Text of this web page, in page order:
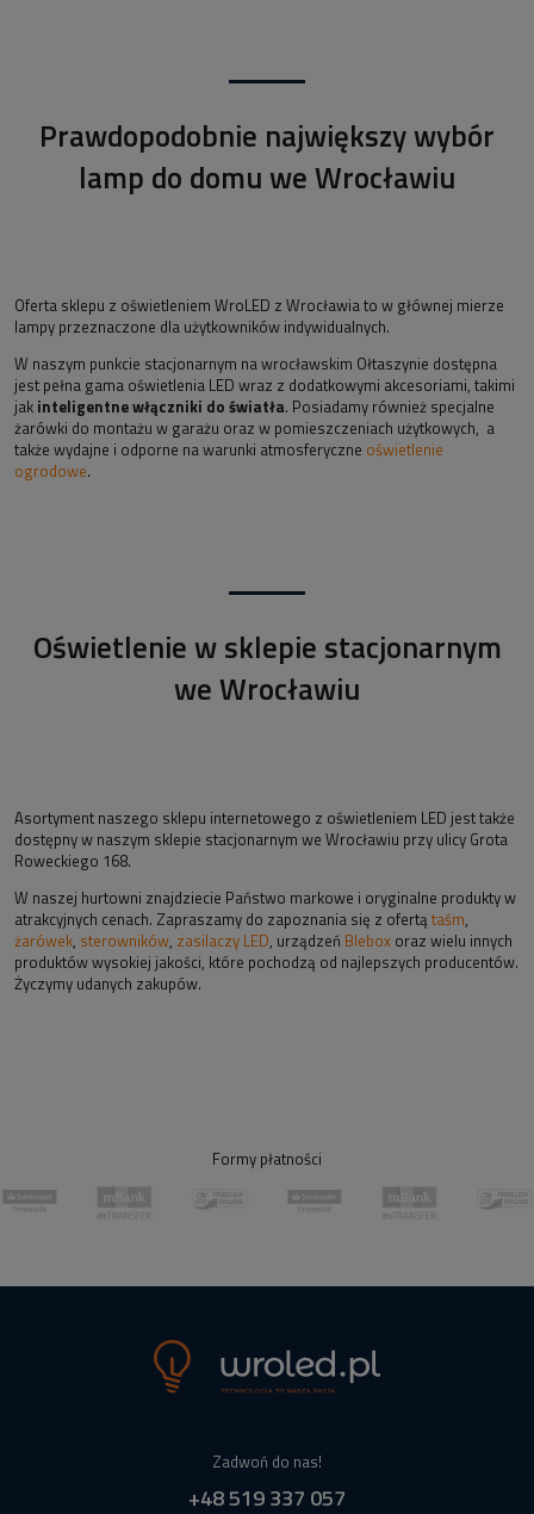
Prawdopodobnie największy wybór
lamp do domu we Wrocławiu
Oferta sklepu z oświetleniem WroLED z Wrocławia to w głównej mierze
lampy przeznaczone dla użytkowników indywidualnych.
W naszym punkcie stacjonarnym na wrocławskim Ołtaszynie dostępna
jest pełna gama oświetlenia LED wraz z dodatkowymi akcesoriami, takimi
jak inteligentne włączniki do światła. Posiadamy również specjalne
żarówki do montażu w garażu oraz w pomieszczeniach użytkowych, a
także wydajne i odporne na warunki atmosferyczne oświetlenie
ogrodowe.
Oświetlenie w sklepie stacjonarnym
we Wrocławiu
Asortyment naszego sklepu internetowego z oświetleniem LED jest także
dostępny w naszym sklepie stacjonarnym we Wrocławiu przy ulicy Grota
Roweckiego 168.
W naszej hurtowni znajdziecie Państwo markowe i oryginalne produkty w
atrakcyjnych cenach. Zapraszamy do zapoznania się z ofertą taśm,
żarówek, sterowników, zasilaczy LED, urządzeń Blebox oraz wielu innych
produktów wysokiej jakości, które pochodzą od najlepszych producentów.
Życzymy udanych zakupów.
Formy płatności
Zadwoń do nas!
+48 519 337 057